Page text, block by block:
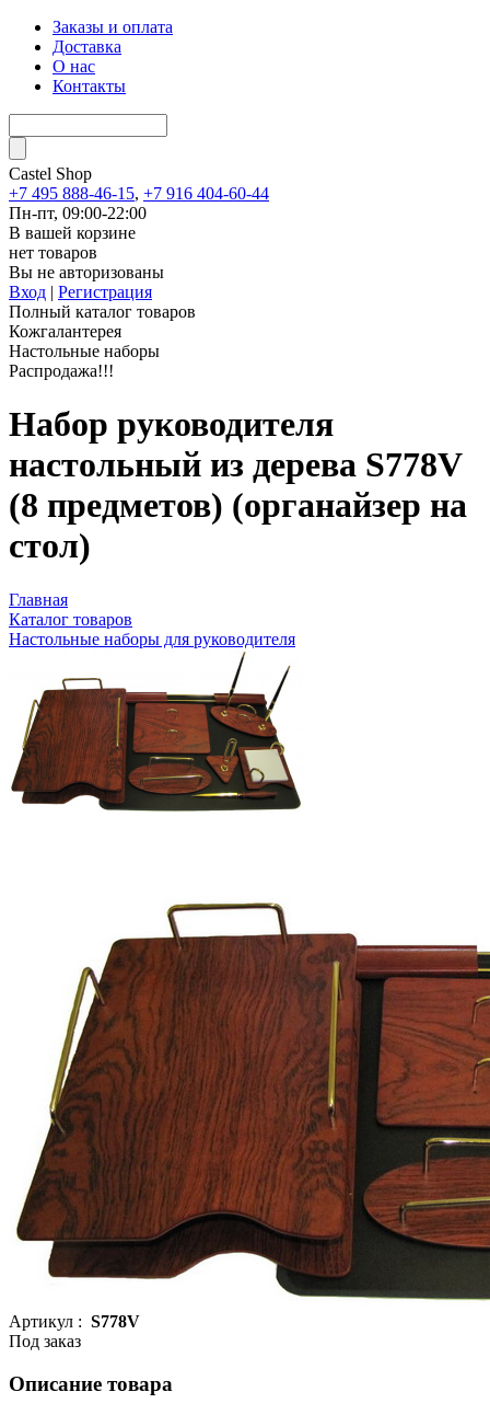
Заказы и оплата
Доставка
О нас
Контакты
Castel Shop
+7 495 888-46-15, +7 916 404-60-44
Пн-пт, 09:00-22:00
В вашей корзине
нет товаров
Вы не авторизованы
Вход | Регистрация
Полный каталог товаров
Кожгалантерея
Настольные наборы
Распродажа!!!
Набор руководителя
настольный из дерева S778V
(8 предметов) (органайзер на
стол)
Главная
Каталог товаров
Настольные наборы для руководителя
Артикул : S778V
Под заказ
Описание товара